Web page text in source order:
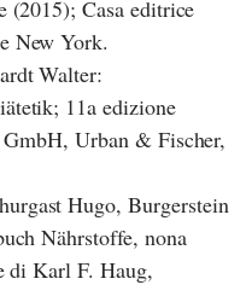
(2015); Casa editrice
New York.
Walter:
11a edizione
Urban & Fischer,
Hugo, Burgerstein
Nährstoffe, nona
di Karl F. Haug,